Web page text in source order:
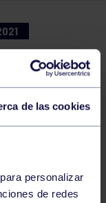
de las cookies
personalizar
de redes